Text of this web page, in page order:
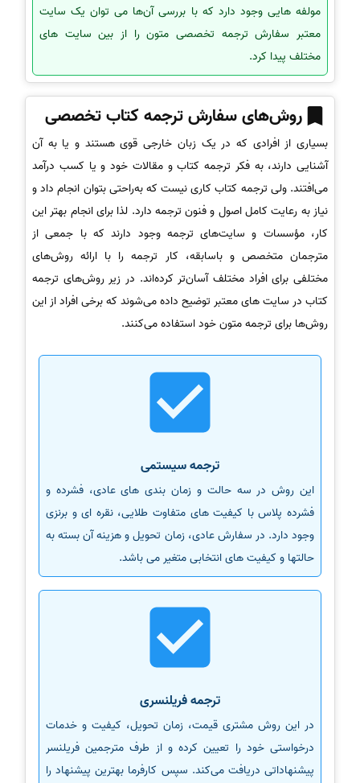
مولفه هایی وجود دارد که با بررسی آن‌ها می توان یک سایت
معتبر سفارش ترجمه تخصصی متون را از بین سایت های
مختلف پیدا کرد.
روش‌های سفارش ترجمه کتاب تخصصی
بسیاری از افرادی که در یک‌ زبان خارجی قوی هستند و یا به آن
آشنایی دارند، به فکر ترجمه کتاب و مقالات خود و یا کسب درآمد
می‌افتند. ولی ترجمه کتاب کاری نیست که به‌راحتی بتوان انجام داد و
نیاز به رعایت کامل اصول و فنون ترجمه دارد. لذا برای انجام بهتر این
کار، مؤسسات و سایت‌های ترجمه وجود دارند که با جمعی از
مترجمان متخصص و باسابقه، کار ترجمه را با ارائه روش‌های
مختلفی برای افراد مختلف آسان‌تر کرده‌اند. در زیر روش‌های ترجمه
کتاب در سایت های معتبر توضیح داده می‌شوند که برخی افراد از این
روش‌ها برای ترجمه متون خود استفاده می‌کنند.
ترجمه سیستمی
این روش در سه حالت و زمان بندی های عادی، فشرده و
فشرده پلاس با کیفیت های متفاوت طلایی، نقره ای و برنزی
وجود دارد. در سفارش عادی، زمان تحویل و هزینه آن بسته به
حالتها و کیفیت های انتخابی متغیر می باشد.
ترجمه فریلنسری
در این روش مشتری قیمت، زمان تحویل، کیفیت و خدمات
درخواستی خود را تعیین کرده و از طرف مترجمین فریلنسر
پیشنهاداتی دریافت می‌کند. سپس کارفرما بهترین پیشنهاد را